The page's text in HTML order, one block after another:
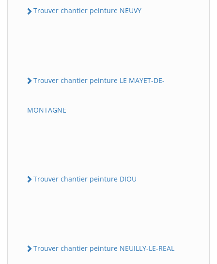
Trouver chantier peinture NEUVY
Trouver chantier peinture LE MAYET-DE-
MONTAGNE
Trouver chantier peinture DIOU
Trouver chantier peinture NEUILLY-LE-REAL